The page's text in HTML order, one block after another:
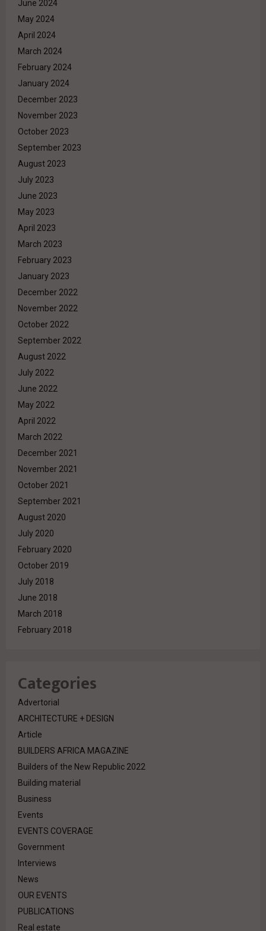
June 2024
May 2024
April 2024
March 2024
February 2024
January 2024
December 2023
November 2023
October 2023
September 2023
August 2023
July 2023
June 2023
May 2023
April 2023
March 2023
February 2023
January 2023
December 2022
November 2022
October 2022
September 2022
August 2022
July 2022
June 2022
May 2022
April 2022
March 2022
December 2021
November 2021
October 2021
September 2021
August 2020
July 2020
February 2020
October 2019
July 2018
June 2018
March 2018
February 2018
Categories
Advertorial
ARCHITECTURE + DESIGN
Article
BUILDERS AFRICA MAGAZINE
Builders of the New Republic 2022
Building material
Business
Events
EVENTS COVERAGE
Government
Interviews
News
OUR EVENTS
PUBLICATIONS
Real estate